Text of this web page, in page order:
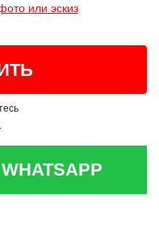
или эскиз